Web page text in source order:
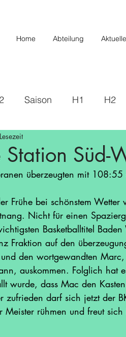
Home Abteilung
Saison H1 H2
Saison 22/23 Saison
26
Süd-
überzeugten mit 108:55
Frühe bei schönstem
Nicht für einen
Basketballtitel
Fraktion auf den
den wortgewandten
auskommen. Folglich hat
wurde, dass Mac den
zufrieden darf sich jetzt der
Meister rühmen und freut